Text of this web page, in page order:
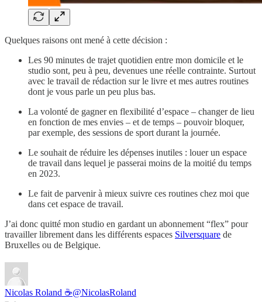
Quelques raisons ont mené à cette décision :
Les 90 minutes de trajet quotidien entre mon domicile et le
studio sont, peu à peu, devenues une réelle contrainte. Surtout
avec le travail de rédaction sur le livre et mes autres routines
dont je vous parle un peu plus bas.
La volonté de gagner en flexibilité d’espace – changer de lieu
en fonction de mes envies – et de temps – pouvoir bloquer,
par exemple, des sessions de sport durant la journée.
Le souhait de réduire les dépenses inutiles : louer un espace
de travail dans lequel je passerai moins de la moitié du temps
en 2023.
Le fait de parvenir à mieux suivre ces routines chez moi que
dans cet espace de travail.
J’ai donc quitté mon studio en gardant un abonnement “flex” pour
travailler librement dans les différents espaces Silversquare de
Bruxelles ou de Belgique.
Nicolas Roland ☕️@NicolasRoland